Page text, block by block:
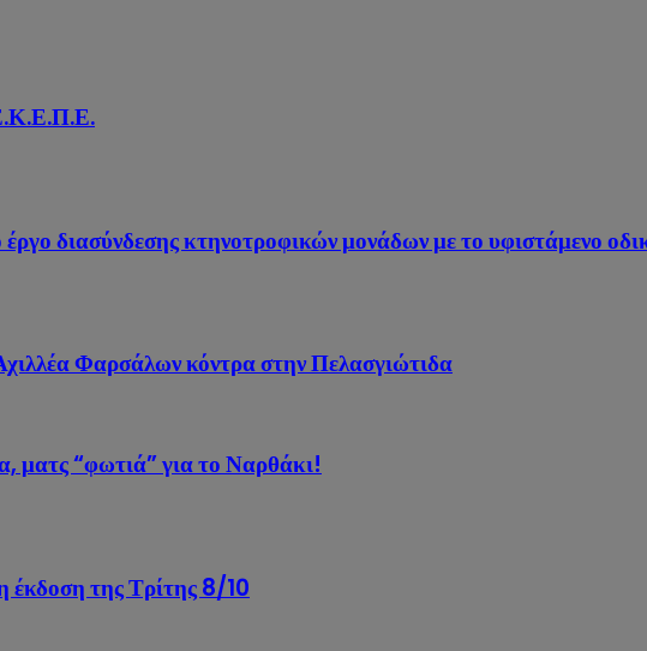
διασύνδεσης κτηνοτροφικών μονάδων με το υφιστάμενο
Φαρσάλων κόντρα στην Πελασγιώτιδα
ματς “φωτιά” για το Ναρθάκι!
έκδοση της Τρίτης 8/10